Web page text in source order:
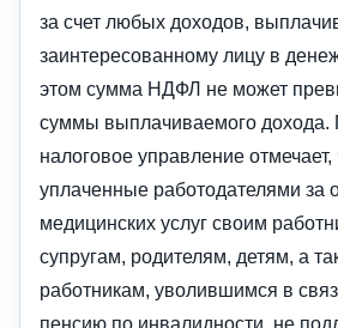
за счет любых доходов,
заинтересованному лицу в
этом сумма НДФЛ не может
суммы выплачиваемого дохода.
налоговое управление
уплаченные работодателями за
медицинских услуг своим
супругам, родителям, детям, а
работникам, уволившимся в
пенсию по инвалидности, не